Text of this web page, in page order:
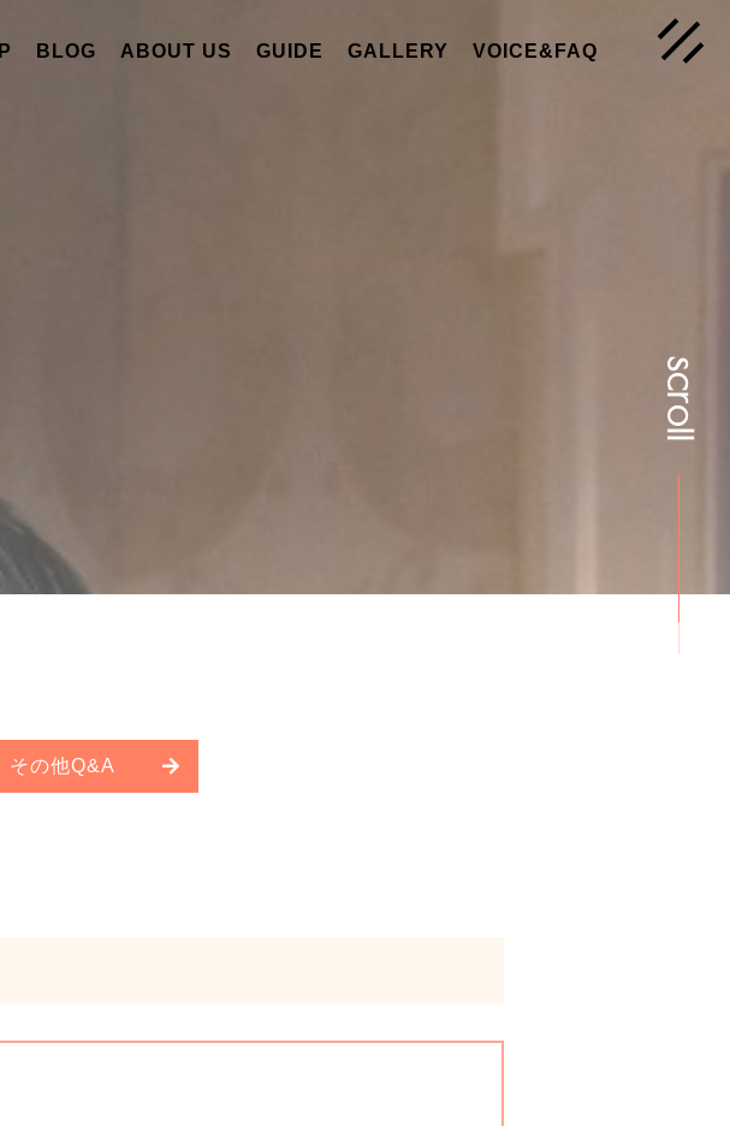
BLOG ABOUT US GUIDE GALLERY VOICE&FAQ
scroll
その他Q&A